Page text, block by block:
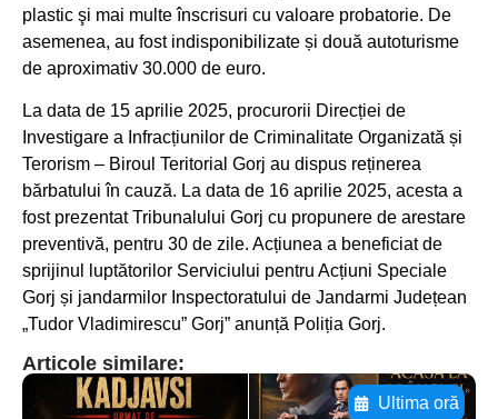
plastic şi mai multe înscrisuri cu valoare probatorie. De
asemenea, au fost indisponibilizate și două autoturisme
de aproximativ 30.000 de euro.
La data de 15 aprilie 2025, procurorii Direcției de
Investigare a Infracțiunilor de Criminalitate Organizată și
Terorism – Biroul Teritorial Gorj au dispus reținerea
bărbatului în cauză. La data de 16 aprilie 2025, acesta a
fost prezentat Tribunalului Gorj cu propunere de arestare
preventivă, pentru 30 de zile. Acțiunea a beneficiat de
sprijinul luptătorilor Serviciului pentru Acțiuni Speciale
Gorj și jandarmilor Inspectoratului de Jandarmi Județean
„Tudor Vladimirescu” Gorj” anunță Poliția Gorj.
Articole similare:
Ultima oră